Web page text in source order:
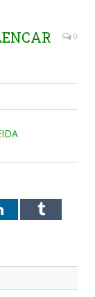
0
LinkedInTumblr